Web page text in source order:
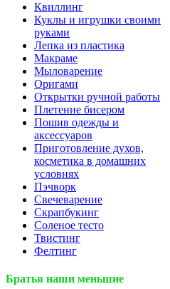
Квиллинг
Куклы и игрушки своими
руками
Лепка из пластика
Макраме
Мыловарение
Оригами
Открытки ручной работы
Плетение бисером
Пошив одежды и
аксессуаров
Приготовление духов,
косметика в домашних
условиях
Пэчворк
Свечеварение
Скрапбукинг
Соленое тесто
Твистинг
Фелтинг
Братья наши меньшие